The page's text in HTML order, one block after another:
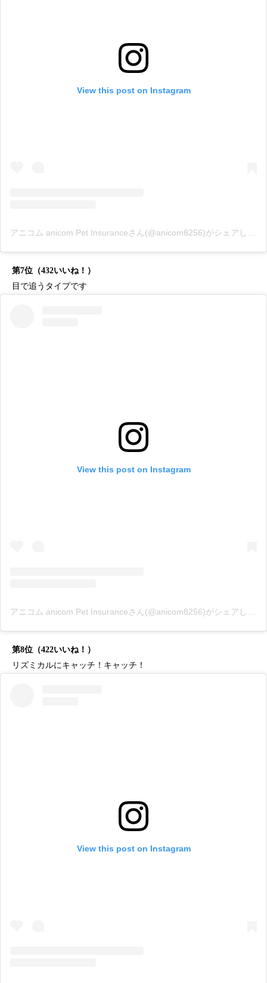
View this post on Instagram
第7位（432いいね！）
目で追うタイプです
View this post on Instagram
第8位（422いいね！）
リズミカルにキャッチ！キャッチ！
View this post on Instagram